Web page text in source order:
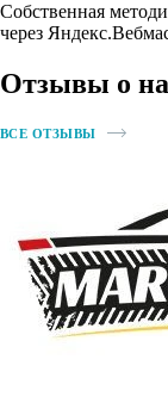
Собственная
через
Отзывы о
ВСЕ ОТЗЫВЫ